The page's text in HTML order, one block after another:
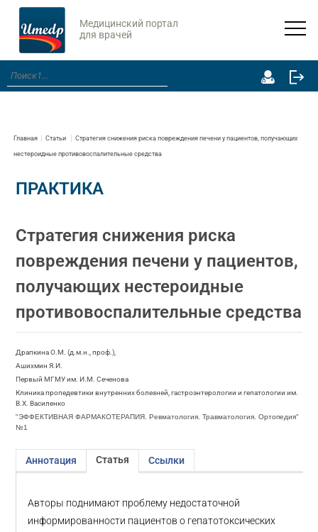
Медицинский портал
для врачей
Главная Статьи Стратегия снижения риска повреждения печени у пациентов, получающих
нестероидные противовоспалительные средства
ПРАКТИКА
Стратегия снижения риска
повреждения печени у пациентов,
получающих нестероидные
противовоспалительные средства
Драпкина О.М. (д.м.н., проф.),
Ашихмин Я.И.
Первый МГМУ им. И.М. Сеченова
Клиника пропедевтики внутренних болезней, гастроэнтерологии и гепатологии им.
В.Х. Василенко
"ЭФФЕКТИВНАЯ ФАРМАКОТЕРАПИЯ. Ревматология. Травматология. Ортопедия"
№1
Аннотация Статья Ссылки
Авторы поднимают проблему недостаточной
информированности пациентов о гепатотоксических